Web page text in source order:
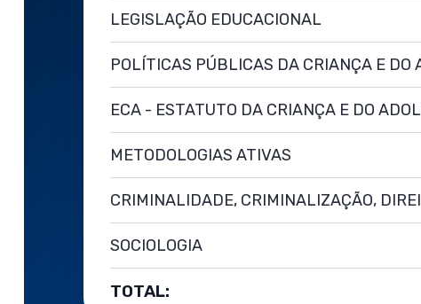
LEGISLAÇÃO EDUCACIONAL
POLÍTICAS PÚBLICAS DA CRIANÇA E DO
ECA - ESTATUTO DA CRIANÇA E DO
METODOLOGIAS ATIVAS
CRIMINALIDADE, CRIMINALIZAÇÃO,
SOCIOLOGIA
TOTAL: